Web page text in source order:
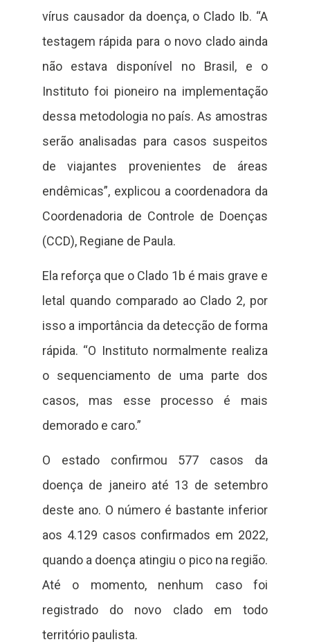
vírus causador da doença, o Clado Ib. “A
testagem rápida para o novo clado ainda
não estava disponível no Brasil, e o
Instituto foi pioneiro na implementação
dessa metodologia no país. As amostras
serão analisadas para casos suspeitos
de viajantes provenientes de áreas
endêmicas”, explicou a coordenadora da
Coordenadoria de Controle de Doenças
(CCD), Regiane de Paula.
Ela reforça que o Clado 1b é mais grave e
letal quando comparado ao Clado 2, por
isso a importância da detecção de forma
rápida. “O Instituto normalmente realiza
o sequenciamento de uma parte dos
casos, mas esse processo é mais
demorado e caro.”
O estado confirmou 577 casos da
doença de janeiro até 13 de setembro
deste ano. O número é bastante inferior
aos 4.129 casos confirmados em 2022,
quando a doença atingiu o pico na região.
Até o momento, nenhum caso foi
registrado do novo clado em todo
território paulista.